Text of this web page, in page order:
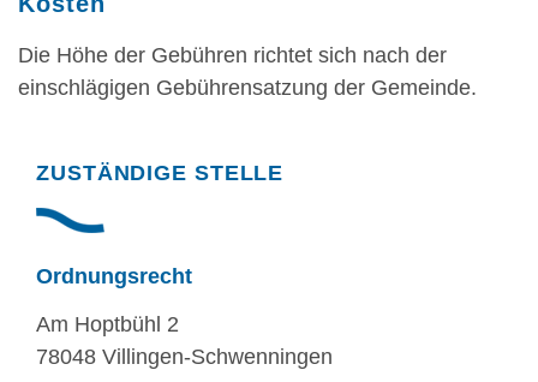
Die Höhe der Gebühren richtet sich nach der
einschlägigen Gebührensatzung der Gemeinde.
Randspalte
ZUSTÄNDIGE STELLE
Ordnungsrecht
Am Hoptbühl 2
78048 Villingen-Schwenningen